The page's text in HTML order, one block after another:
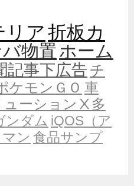
リア折板カ
物置ホーム
記事下広告 チ
ケモンＧＯ 車
ューションⅩ多
ンダム iQOS（ア
ン 食品サンプ